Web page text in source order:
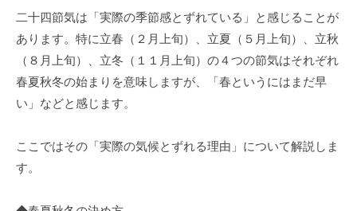
二十四節気は「実際の季節感とずれている」と感じることが
あります。特に立春（２月上旬）、立夏（５月上旬）、立秋
（８月上旬）、立冬（１１月上旬）の４つの節気はそれぞれ
春夏秋冬の始まりを意味しますが、「春というにはまだ早
い」などと感じます。
ここではその「実際の気候とずれる理由」について解説しま
す。